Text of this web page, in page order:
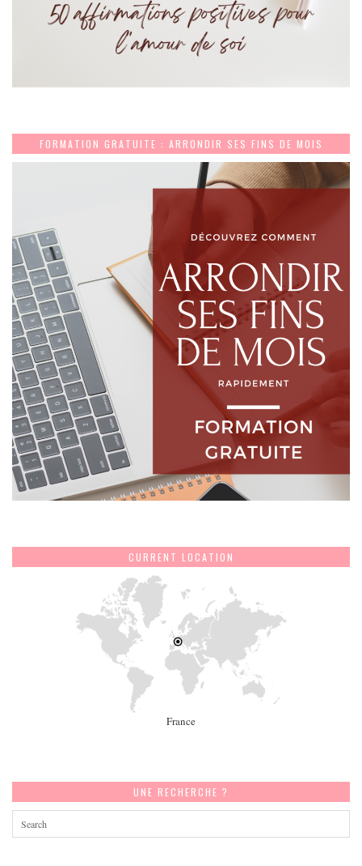
FORMATION GRATUITE : ARRONDIR SES FINS DE MOIS
CURRENT LOCATION
France
UNE RECHERCHE ?